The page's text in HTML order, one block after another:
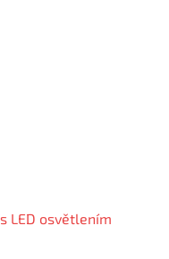
LED osvětlením